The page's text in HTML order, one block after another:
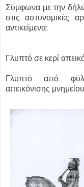
Σύμφωνα με την
στις αστυνομικές
αντικείμενα:
Γλυπτό σε κερί
Γλυπτό από
απεικόνισης